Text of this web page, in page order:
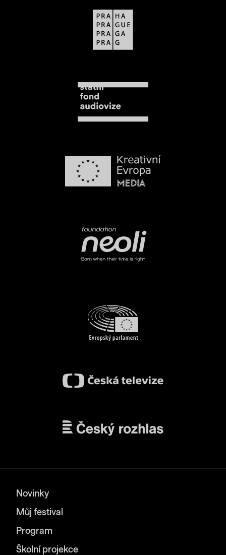
Novinky
Můj festival
Program
Školní projekce